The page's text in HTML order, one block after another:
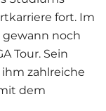
fort. Im
gewann noch
Tour. Sein
zahlreiche
dem